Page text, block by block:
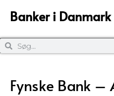
Banker i Danmark
Fynske Bank –